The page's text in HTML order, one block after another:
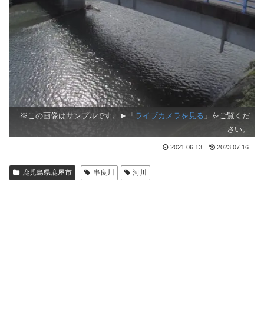
※この画像はサンプルです。►「ライブカメラを見る 」をご覧くだ
さい。
2021.06.13 2023.07.16
鹿児島県鹿屋市 串良川 河川